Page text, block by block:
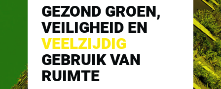
GEZOND GROEN,
VEILIGHEID EN
VEELZIJDIG
GEBRUIK VAN
RUIMTE